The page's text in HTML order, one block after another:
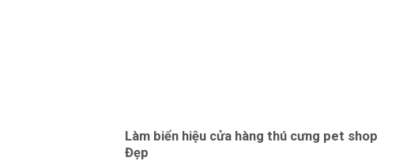
Làm biển hiệu cửa hàng thú cưng pet shop
Đẹp